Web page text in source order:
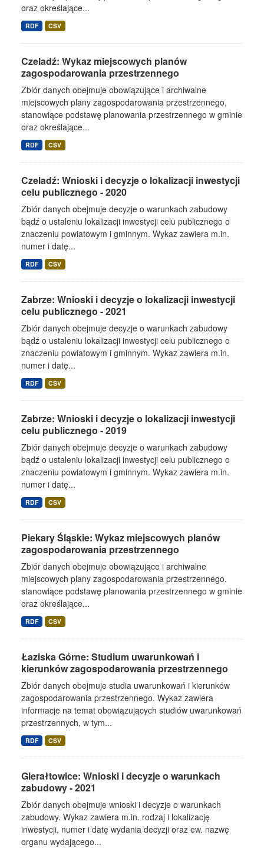
oraz określające...
RDF CSV
Czeladź: Wykaz miejscowych planów
zagospodarowania przestrzennego
Zbiór danych obejmuje obowiązujące i archiwalne
miejscowych plany zagospodarowania przestrzennego,
stanowiące podstawę planowania przestrzennego w gminie
oraz określające...
RDF CSV
Czeladź: Wnioski i decyzje o lokalizacji inwestycji
celu publicznego - 2020
Zbiór danych obejmuje decyzje o warunkach zabudowy
bądź o ustaleniu lokalizacji inwestycji celu publicznego o
znaczeniu powiatowym i gminnym. Wykaz zawiera m.in.
numer i datę...
RDF CSV
Zabrze: Wnioski i decyzje o lokalizacji inwestycji
celu publicznego - 2021
Zbiór danych obejmuje decyzje o warunkach zabudowy
bądź o ustaleniu lokalizacji inwestycji celu publicznego o
znaczeniu powiatowym i gminnym. Wykaz zawiera m.in.
numer i datę...
RDF CSV
Zabrze: Wnioski i decyzje o lokalizacji inwestycji
celu publicznego - 2019
Zbiór danych obejmuje decyzje o warunkach zabudowy
bądź o ustaleniu lokalizacji inwestycji celu publicznego o
znaczeniu powiatowym i gminnym. Wykaz zawiera m.in.
numer i datę...
RDF CSV
Piekary Śląskie: Wykaz miejscowych planów
zagospodarowania przestrzennego
Zbiór danych obejmuje obowiązujące i archiwalne
miejscowych plany zagospodarowania przestrzennego,
stanowiące podstawę planowania przestrzennego w gminie
oraz określające...
RDF CSV
Łaziska Górne: Studium uwarunkowań i
kierunków zagospodarowania przestrzennego
Zbiór danych obejmuje studia uwarunkowań i kierunków
zagospodarowania przestrzennego. Wykaz zawiera
informacje na temat obowiązujących studiów uwarunkowań
przestrzennych, w tym...
RDF CSV
Gierałtowice: Wnioski i decyzje o warunkach
zabudowy - 2021
Zbiór danych obejmuje wnioski i decyzje o warunkach
zabudowy. Wykaz zawiera m.in. rodzaj i lokalizację
inwestycji, numer i datę wydania decyzji oraz ew. nazwę
organu wydającego...